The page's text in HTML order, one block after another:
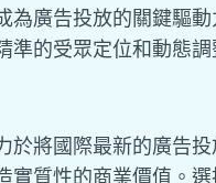
為廣告投放的關鍵驅
準的受眾定位和動態
於將國際最新的廣告
實質性的商業價值。